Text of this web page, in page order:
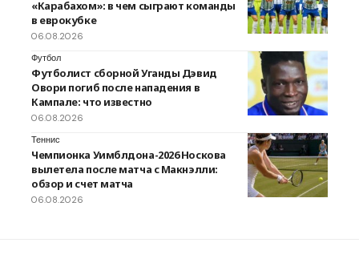
«Карабахом»: в чем сыграют команды
в еврокубке
06.08.2026
Футбол
Футболист сборной Уганды Дэвид
Овори погиб после нападения в
Кампале: что известно
06.08.2026
Теннис
Чемпионка Уимблдона-2026 Носкова
вылетела после матча с Макнэлли:
обзор и счет матча
06.08.2026